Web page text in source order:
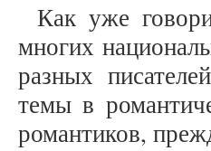
Как уже
многих
разных
темы в
романтиков,